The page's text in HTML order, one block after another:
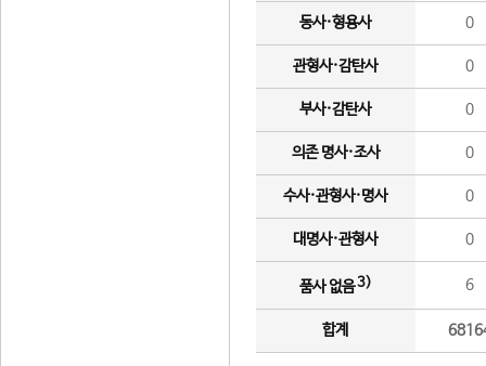
동사·형용사 0
관형사·감탄사 0
부사·감탄사 0
의존 명사·조사 0
수사·관형사·명사 0
대명사·관형사 0
품사 없음3) 6
합계